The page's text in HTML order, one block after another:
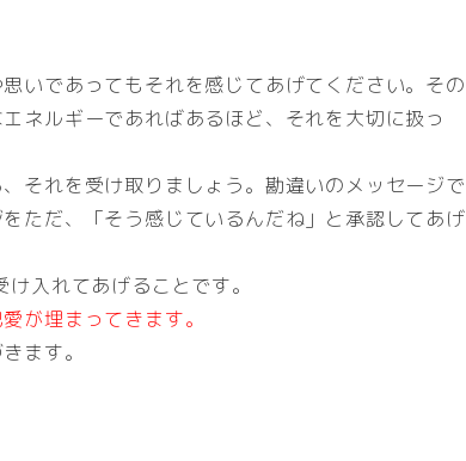
いであってもそれを感じてあげてください。その
ネルギーであればあるほど、それを大切に扱っ
それを受け取りましょう。勘違いのメッセージで
ただ、「そう感じているんだね」と承認してあげ
入れてあげることです。
が埋まってきます。
ます。